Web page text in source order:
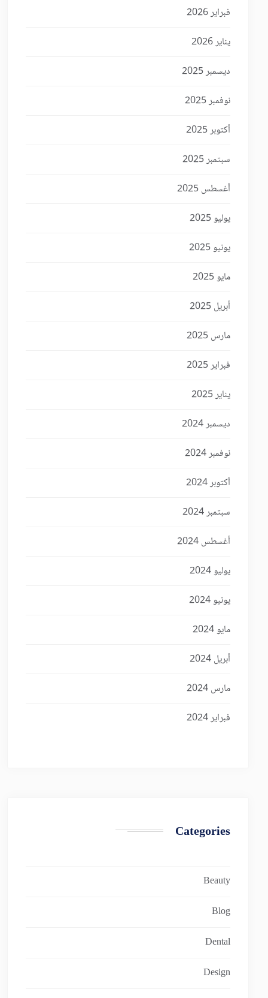
فبراير 2026
يناير 2026
ديسمبر 2025
نوفمبر 2025
أكتوبر 2025
سبتمبر 2025
أغسطس 2025
يوليو 2025
يونيو 2025
مايو 2025
أبريل 2025
مارس 2025
فبراير 2025
يناير 2025
ديسمبر 2024
نوفمبر 2024
أكتوبر 2024
سبتمبر 2024
أغسطس 2024
يوليو 2024
يونيو 2024
مايو 2024
أبريل 2024
مارس 2024
فبراير 2024
Categories
Beauty
Blog
Dental
Design